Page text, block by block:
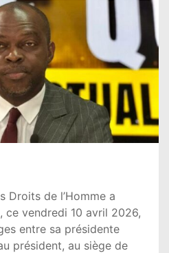
Droits de l’Homme a
vendredi 10 avril 2026,
entre sa présidente
président, au siège de